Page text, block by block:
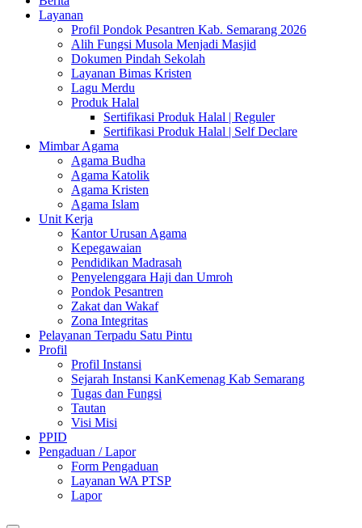
Layanan
Profil Pondok Pesantren Kab. Semarang 2026
Alih Fungsi Musola Menjadi Masjid
Dokumen Pindah Sekolah
Layanan Bimas Kristen
Lagu Merdu
Produk Halal
Sertifikasi Produk Halal | Reguler
Sertifikasi Produk Halal | Self Declare
Mimbar Agama
Agama Budha
Agama Katolik
Agama Kristen
Agama Islam
Unit Kerja
Kantor Urusan Agama
Kepegawaian
Pendidikan Madrasah
Penyelenggara Haji dan Umroh
Pondok Pesantren
Zakat dan Wakaf
Zona Integritas
Pelayanan Terpadu Satu Pintu
Profil
Profil Instansi
Sejarah Instansi KanKemenag Kab Semarang
Tugas dan Fungsi
Tautan
Visi Misi
PPID
Pengaduan / Lapor
Form Pengaduan
Layanan WA PTSP
Lapor